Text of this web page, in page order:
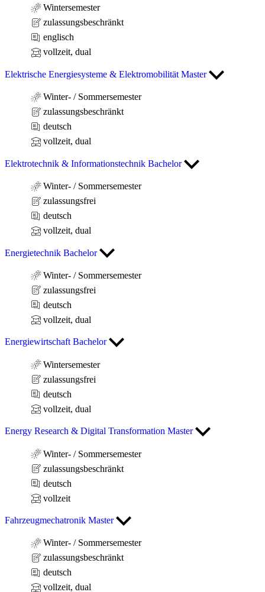
Wintersemester
zulassungsbeschränkt
englisch
vollzeit, dual
Elektrische Energiesysteme & Elektromobilität Master
Winter- / Sommersemester
zulassungsbeschränkt
deutsch
vollzeit, dual
Elektrotechnik & Informationstechnik Bachelor
Winter- / Sommersemester
zulassungsfrei
deutsch
vollzeit, dual
Energietechnik Bachelor
Winter- / Sommersemester
zulassungsfrei
deutsch
vollzeit, dual
Energiewirtschaft Bachelor
Wintersemester
zulassungsfrei
deutsch
vollzeit, dual
Energy Research & Digital Transformation Master
Winter- / Sommersemester
zulassungsbeschränkt
deutsch
vollzeit
Fahrzeugmechatronik Master
Winter- / Sommersemester
zulassungsbeschränkt
deutsch
vollzeit, dual